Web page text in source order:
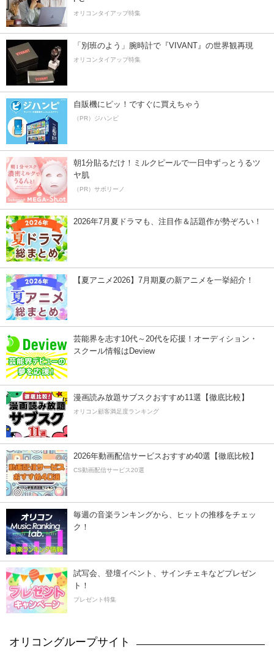
オリコンタイアップ特集
「別班のよう」腕時計で『VIVANT』の世界観再現
オリコンタイアップ特集
自販機にピッ！ですぐに買えちゃう
（PR）ジハンピ
朝1分貼るだけ！ミルクピールで一日中ずっとうるツ
ヤ肌
（PR）サボリーノ
2026年7月夏ドラマも、注目作＆話題作が勢ぞろい！
【夏アニメ2026】7月期夏の新アニメを一挙紹介！
芸能界を志す10代～20代を応援！オーディション・
スクール情報はDeview
漫画読み放題サブスクおすすめ11選【徹底比較】
オリコン顧客満足度ランキング
2026年動画配信サービスおすすめ40選【徹底比較】
CS動画配信サービス20選
毎週の音楽ランキングから、ヒットの推移をチェッ
ク！
試写会、登壇イベント、サインチェキなどプレゼン
ト！
プレゼント特集
オリコングループサイト